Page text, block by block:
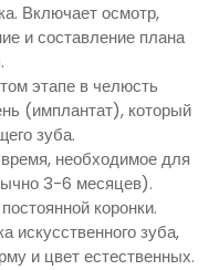
Включает осмотр,
и составление плана
этапе в челюсть
(имплантат), который
зуба.
необходимое для
3-6 месяцев).
коронки.
зуба,
и цвет естественных.